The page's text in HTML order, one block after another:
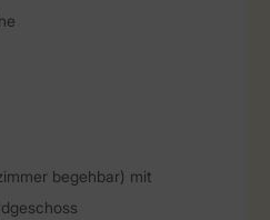
begehbar) mit